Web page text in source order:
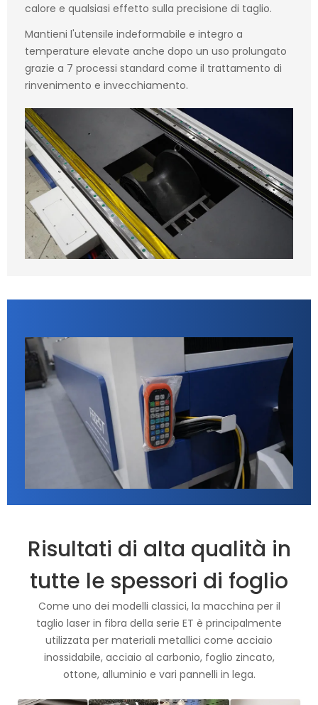
calore e qualsiasi effetto sulla precisione di taglio.
Mantieni l'utensile indeformabile e integro a
temperature elevate anche dopo un uso prolungato
grazie a 7 processi standard come il trattamento di
rinvenimento e invecchiamento.
Risultati di alta qualità in
tutte le spessori di foglio
Come uno dei modelli classici, la macchina per il
taglio laser in fibra della serie ET è principalmente
utilizzata per materiali metallici come acciaio
inossidabile, acciaio al carbonio, foglio zincato,
ottone, alluminio e vari pannelli in lega.